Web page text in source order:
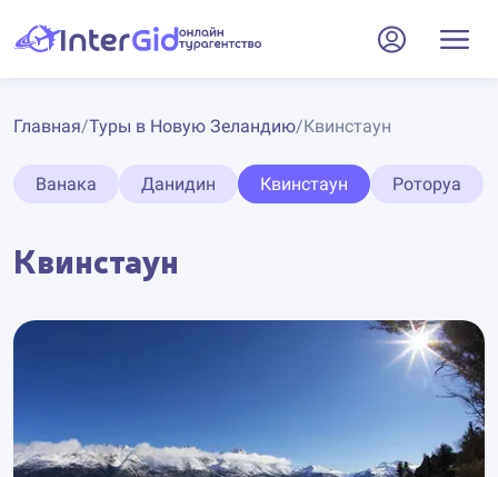
Главная/Туры в Новую Зеландию/Квинстаун
Ванака Данидин Квинстаун Роторуа
Квинстаун